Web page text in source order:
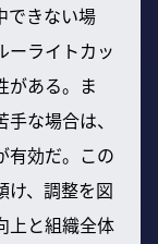
できない場
ーライトカッ
がある。ま
な場合は、
有効だ。この
け、調整を図
上と組織全体